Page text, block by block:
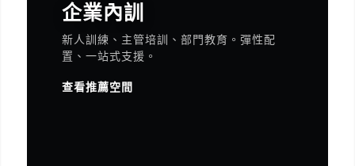
企業內訓
新人訓練、主管培訓、部門教育。彈性配
置、一站式支援。
查看推薦空間